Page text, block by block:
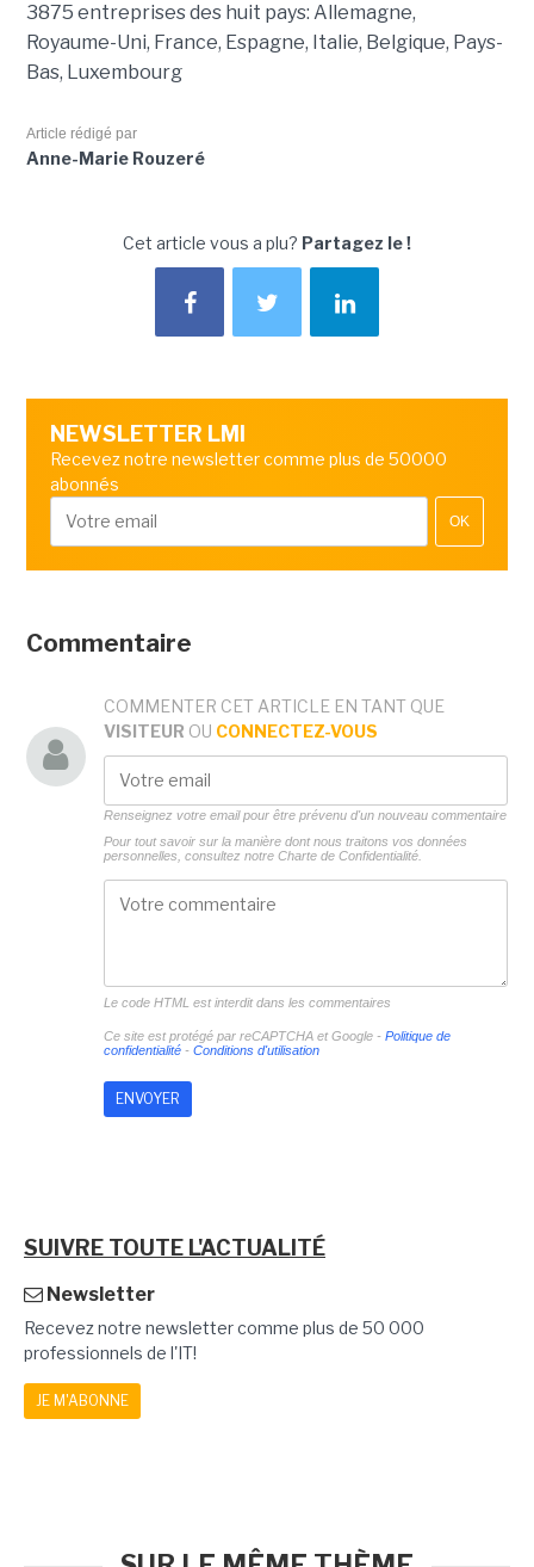
3875 entreprises des huit pays: Allemagne,
Royaume-Uni, France, Espagne, Italie, Belgique, Pays-
Bas, Luxembourg
Article rédigé par
Anne-Marie Rouzeré
Cet article vous a plu? Partagez le !
NEWSLETTER LMI
Recevez notre newsletter comme plus de 50000
abonnés
OK
Commentaire
COMMENTER CET ARTICLE EN TANT QUE
VISITEUR OU CONNECTEZ-VOUS
Renseignez votre email pour être prévenu d'un nouveau commentaire
Pour tout savoir sur la manière dont nous traitons vos données
personnelles, consultez notre Charte de Confidentialité.
Le code HTML est interdit dans les commentaires
Ce site est protégé par reCAPTCHA et Google - Politique de
confidentialité- Conditions d'utilisation
SUIVRE TOUTE L'ACTUALITÉ
Newsletter
Recevez notre newsletter comme plus de 50 000
professionnels de l'IT!
JE M'ABONNE